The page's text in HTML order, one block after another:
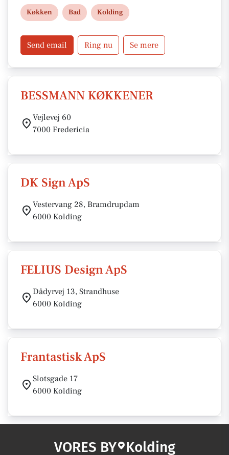
Køkken Bad Kolding
Send email Ring nu Se mere
BESSMANN KØKKENER
Vejlevej 60
7000 Fredericia
DK Sign ApS
Vestervang 28, Bramdrupdam
6000 Kolding
FELIUS Design ApS
Dådyrvej 13, Strandhuse
6000 Kolding
Frantastisk ApS
Slotsgade 17
6000 Kolding
VORES BY Kolding